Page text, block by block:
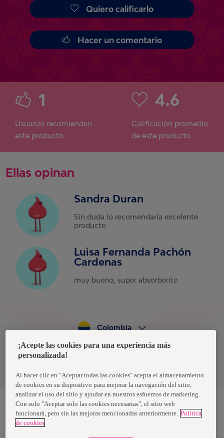
Quiero calificarlo
Hacer un comentario
1
Usuarias recomiendan
este producto
4.6
Calificación promedio
de este producto
Ellas opinan
Sandra Duran
Sin duda lo recomendaría excelente
producto
Luisa Fernanda Pachón
Cardenas
muy bueno, super absorbente
Política de privacidad de datos
Colombia
Nosotras, una marca de Essity - una compañía global líder en
higiene y salud. Cada día, mil millones de personas, en todo el
¡Acepte las cookies para una experiencia más
personalizada!
Al hacer clic en "Aceptar todas las cookies" acepta el almacenamiento
de cookies en su dispositivo para mejorar la navegación del sitio,
analizar el uso del sitio y ayudar en nuestros esfuerzos de marketing.
Con solo "Aceptar solo las cookies necesarias", el sitio web
funcionará, pero sin las mejoras mencionadas anteriormente. Política
de cookies